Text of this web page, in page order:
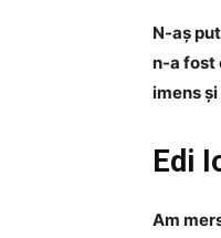
N-aș
n-a fost
imens
Edi
Am